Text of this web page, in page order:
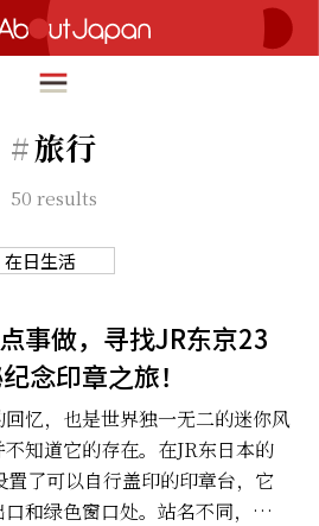
ภาษาไทย
日本語
#旅行
50 results
在日生活
事做，寻找JR东京23
念印章之旅！
忆，也是世界独一无二的迷你风
知道它的存在。在JR东日本的
了可以自行盖印的印章台，它
和绿色窗口处。站名不同，印章